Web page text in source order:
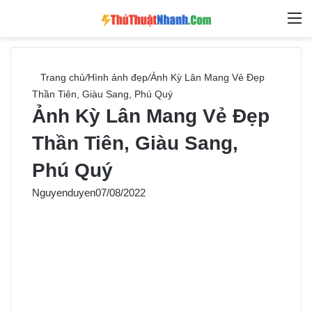
Tìm
Trang chủ/Hình ảnh đẹp/Ảnh Kỳ Lân Mang Vẻ Đẹp
Thần Tiên, Giàu Sang, Phú Quý
Ảnh Kỳ Lân Mang Vẻ Đẹp
Thần Tiên, Giàu Sang,
Phú Quý
Nguyenduyen07/08/2022